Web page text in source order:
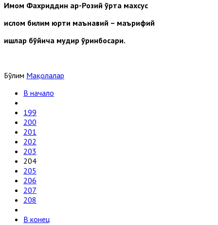
Имом Фахриддин ар-Розий ўрта махсус
ислом билим юрти маънавий­ – маърифий
ишлар бўйича мудир ўринбосари.
Бўлим Мақолалар
В начало
199
200
201
202
203
204
205
206
207
208
В конец